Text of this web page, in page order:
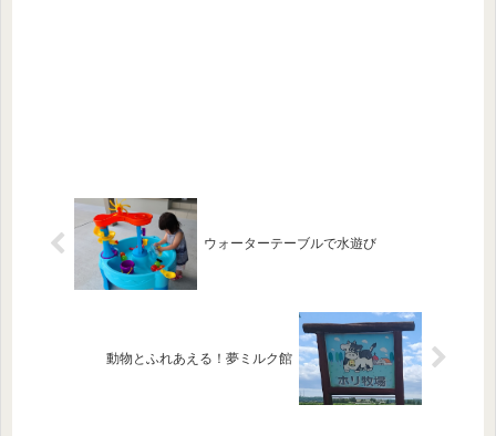
ウォーターテーブルで水遊び
動物とふれあえる！夢ミルク館